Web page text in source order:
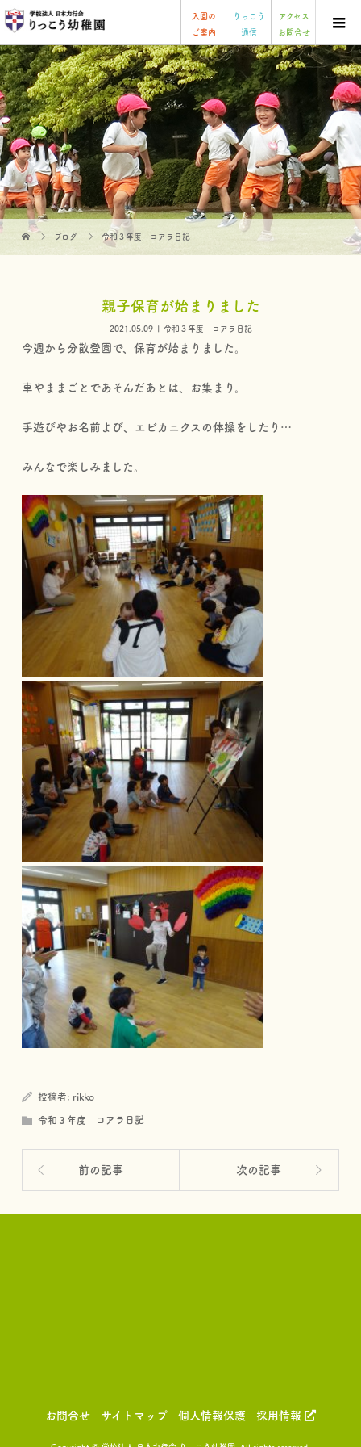
入園の
ご案内
りっこう
通信
アクセス
お問合せ
ブログ 令和３年度 コアラ日記
親子保育が始まりました
2021.05.09 令和３年度 コアラ日記
今週から分散登園で、保育が始まりました。
車やままごとであそんだあとは、お集まり。
手遊びやお名前よび、エビカニクスの体操をしたり…
みんなで楽しみました。
投稿者: rikko
令和３年度 コアラ日記
前の記事 次の記事
お問合せ サイトマップ 個人情報保護 採用情報